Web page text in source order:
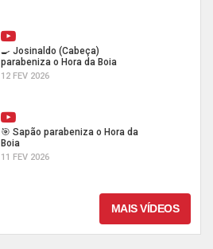
🍳 Josinaldo (Cabeça)
parabeniza o Hora da Boia
12 FEV 2026
🎯 Sapão parabeniza o Hora da
Boia
11 FEV 2026
MAIS VÍDEOS